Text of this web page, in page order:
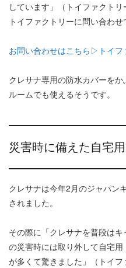
しています」（トイファクト
トイファクトリーに問い合わせ
お問い合わせはこちら▷トイフ
クレサナ専用の防水カバーを
ルームでも使えるそうです。
災害時に備えた自宅
クレサナは今年2月のジャパン
されました。
その際に「クレサナを普段は
の災害時には取り外して自宅
が多くて驚きました」（トイフ